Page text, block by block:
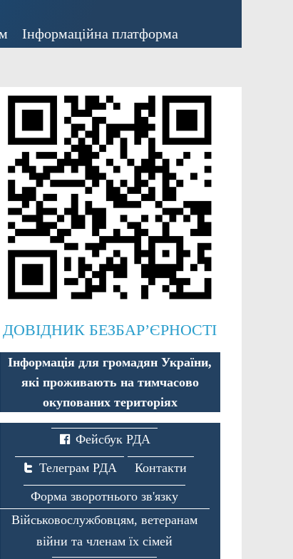
Інформаційна платформа
ДОВІДНИК БЕЗБАР’ЄРНОСТІ
Інформація для громадян України,
які проживають на тимчасово
окупованих територіях
Фейсбук РДА
Телеграм РДА
Контакти
Форма зворотнього зв'язку
Військовослужбовцям, ветеранам
війни та членам їх сімей